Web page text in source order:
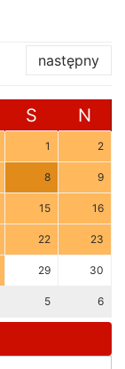
następny
S N
1 2
8 9
15 16
22 23
29 30
5 6